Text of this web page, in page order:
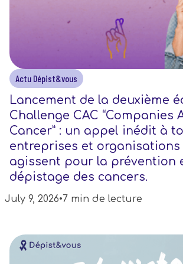
Actu Dépist&vous
Lancement de la deuxième
Challenge CAC “Companies
Cancer” : un appel inédit à
entreprises et organisations
agissent pour la prévention
dépistage des cancers.
July 9, 2026•7 min de lecture